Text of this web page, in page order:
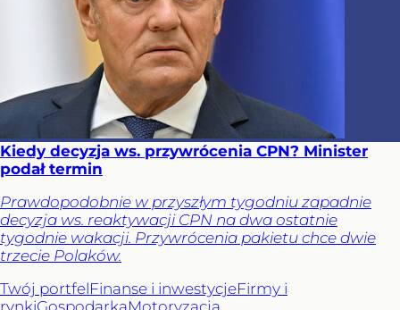
Kiedy decyzja ws. przywrócenia CPN? Minister
podał termin
Prawdopodobnie w przyszłym tygodniu zapadnie
decyzja ws. reaktywacji CPN na dwa ostatnie
tygodnie wakacji. Przywrócenia pakietu chce dwie
trzecie Polaków.
Twój portfelFinanse i inwestycjeFirmy i